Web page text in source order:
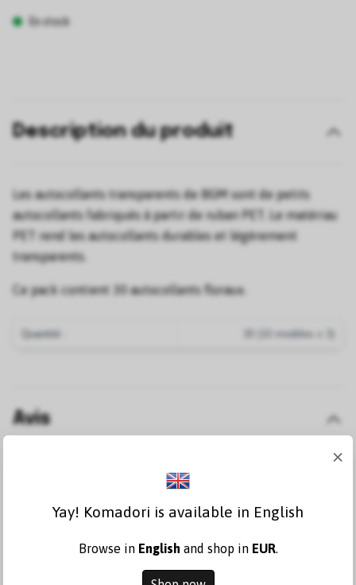
En stock
Description du produit
Les autocollants transparents de BGM sont de petits
autocollants fabriqués à partir de ruban PET. Le matériau
PET rend les autocollants durables et légèrement
transparents.
Ce pack contient 30 autocollants floraux.
Quantité : 30 (10 modèles x 3)
Avis
×
Yay! Komadori is available in English
Browse in English and shop in EUR